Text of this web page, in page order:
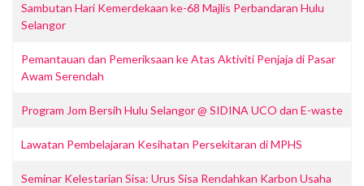
Sambutan Hari Kemerdekaan ke-68 Majlis Perbandaran Hulu
Selangor
Pemantauan dan Pemeriksaan ke Atas Aktiviti Penjaja di Pasar
Awam Serendah
Program Jom Bersih Hulu Selangor @ SIDINA UCO dan E-waste
Lawatan Pembelajaran Kesihatan Persekitaran di MPHS
Seminar Kelestarian Sisa: Urus Sisa Rendahkan Karbon Usaha